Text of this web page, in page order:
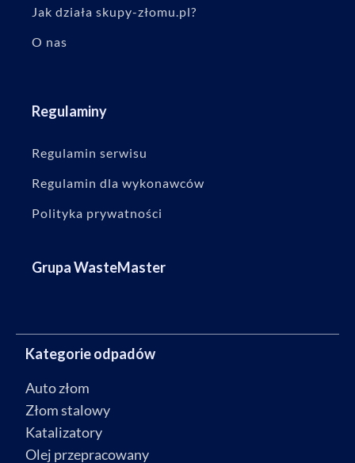
Jak działa skupy-złomu.pl?
O nas
Regulaminy
Regulamin serwisu
Regulamin dla wykonawców
Polityka prywatności
Grupa WasteMaster
Kategorie odpadów
Auto złom
Złom stalowy
Katalizatory
Olej przepracowany